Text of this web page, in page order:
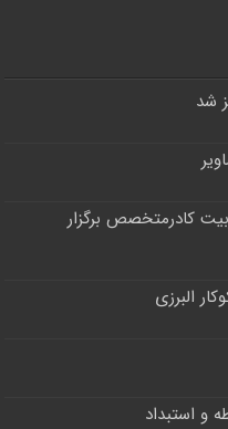
تربیت کادرمتخصص برگزار
البرزی
و استبداد